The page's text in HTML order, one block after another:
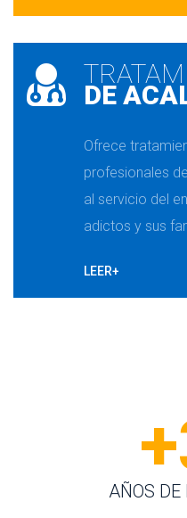
DE
Ofrece
profesionales
al servicio del
adictos y sus
LEER+
AÑOS DE